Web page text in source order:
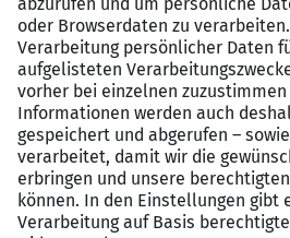
bezuschussen deine
Mitgliedschaft nach
bieten dir Zugang zu
Gesundheit
Deine Zukunft im Blick:
Entwicklung ist uns wichtig
Meisterförderung oder
Store Manager